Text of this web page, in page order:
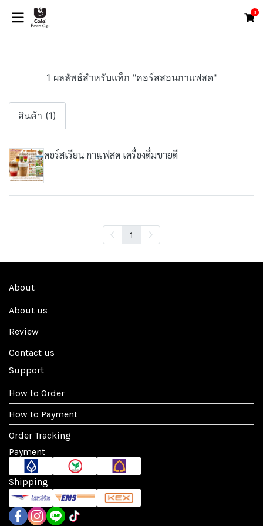
0
1 ผลลัพธ์สำหรับแท็ก "คอร์สสอนกาแฟสด"
สินค้า (1)
คอร์สเรียน กาแฟสด เครื่องดื่มขายดี
1
About
About us
Review
Contact us
Support
How to Order
How to Payment
Order Tracking
Payment
Shipping